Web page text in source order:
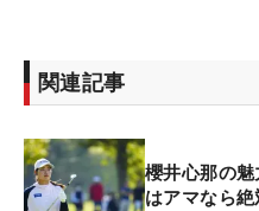
関連記事
櫻井心那の魅
はアマなら